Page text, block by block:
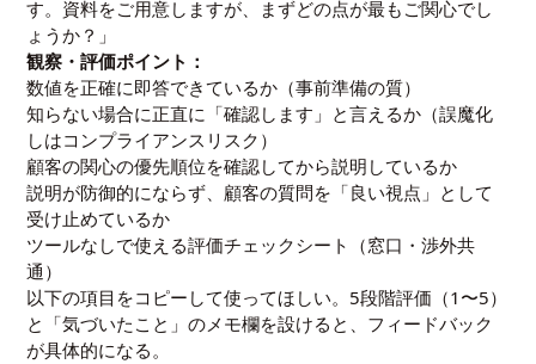
す。資料をご用意しますが、まずどの点が最もご関心でし
ょうか？」
観察・評価ポイント：
数値を正確に即答できているか（事前準備の質）
知らない場合に正直に「確認します」と言えるか（誤魔化
しはコンプライアンスリスク）
顧客の関心の優先順位を確認してから説明しているか
説明が防御的にならず、顧客の質問を「良い視点」として
受け止めているか
ツールなしで使える評価チェックシート（窓口・渉外共
通）
以下の項目をコピーして使ってほしい。5段階評価（1〜5）
と「気づいたこと」のメモ欄を設けると、フィードバック
が具体的になる。